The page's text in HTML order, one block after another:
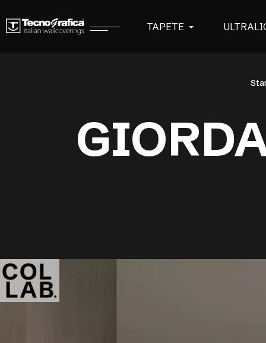
TAPETE